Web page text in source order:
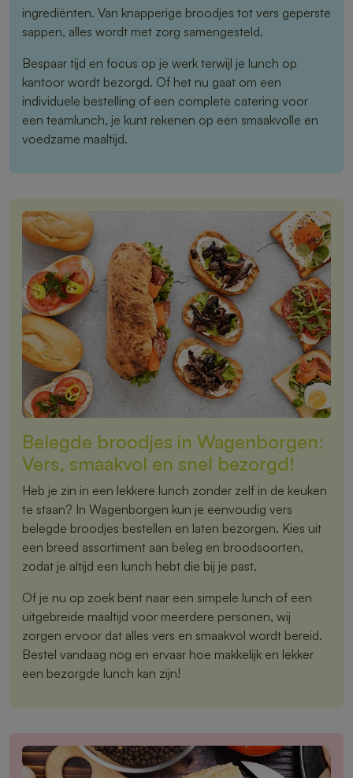
ingrediënten. Van knapperige broodjes tot vers geperste
sappen, alles wordt met zorg samengesteld.
Bespaar tijd en focus op je werk terwijl je lunch op
kantoor wordt bezorgd. Of het nu gaat om een
individuele bestelling of een complete catering voor
een teamlunch, je kunt rekenen op een smaakvolle en
voedzame maaltijd.
Belegde broodjes in Wagenborgen:
Vers, smaakvol en snel bezorgd!
Heb je zin in een lekkere lunch zonder zelf in de keuken
te staan? In Wagenborgen kun je eenvoudig vers
belegde broodjes bestellen en laten bezorgen. Kies uit
een breed assortiment aan beleg en broodsoorten,
zodat je altijd een lunch hebt die bij je past.
Of je nu op zoek bent naar een simpele lunch of een
uitgebreide maaltijd voor meerdere personen, wij
zorgen ervoor dat alles vers en smaakvol wordt bereid.
Bestel vandaag nog en ervaar hoe makkelijk en lekker
een bezorgde lunch kan zijn!